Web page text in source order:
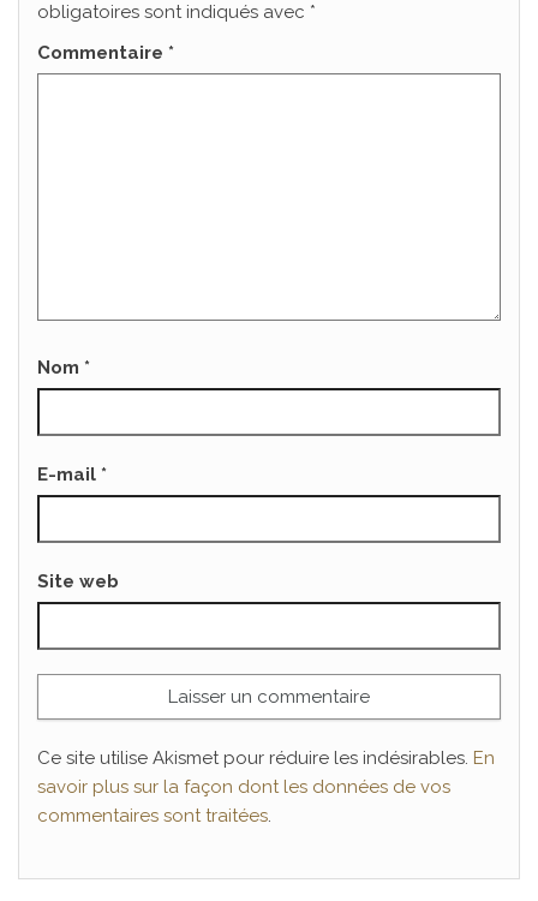
obligatoires sont indiqués avec *
Commentaire *
Nom *
E-mail *
Site web
Ce site utilise Akismet pour réduire les indésirables. En
savoir plus sur la façon dont les données de vos
commentaires sont traitées.